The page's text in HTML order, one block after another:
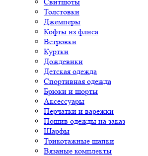
Толстовки
Джемперы
Кофты из флиса
Ветровки
Куртки
Дождевики
Детская одежда
Спортивная одежда
Брюки и шорты
Аксессуары
Перчатки и варежки
Пошив одежды на заказ
Шарфы
Трикотажные шапки
Вязаные комплекты